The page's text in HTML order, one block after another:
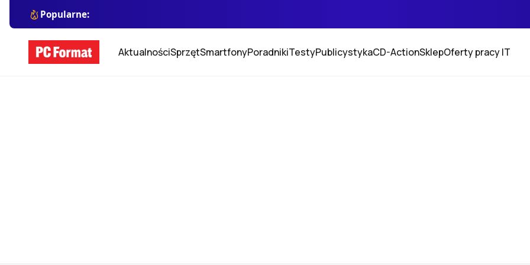
Popularne:
AktualnościSprzętSmartfonyPoradnikiTestyPublicystykaCD-ActionSklepOferty pracy IT